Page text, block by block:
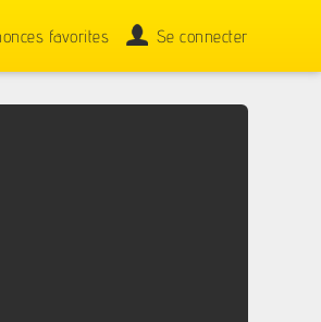
favorites Se connecter